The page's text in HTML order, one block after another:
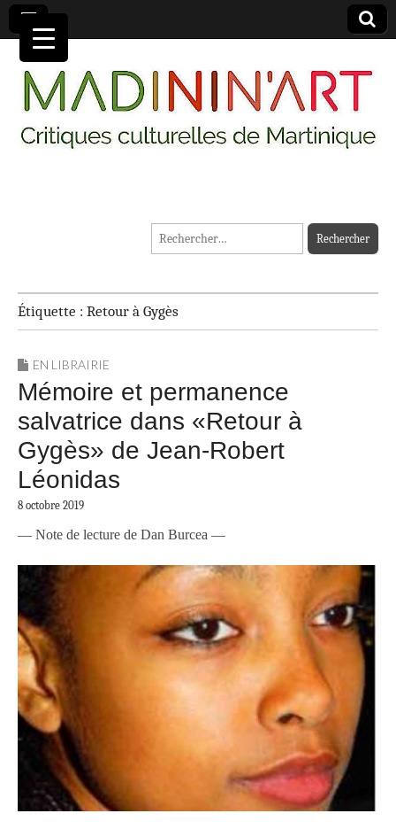
MADININ'ART
Rechercher :
Étiquette : Retour à Gygès
EN LIBRAIRIE
Mémoire et permanence
salvatrice dans «Retour à
Gygès» de Jean-Robert
Léonidas
8 octobre 2019
— Note de lecture de Dan Burcea —